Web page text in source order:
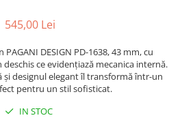
545,00 Lei
DESIGN PD-1638, 43 mm, cu
deschis ce evidențiază mecanica internă.
și designul elegant îl transformă într-un
pentru un stil sofisticat.
IN STOC